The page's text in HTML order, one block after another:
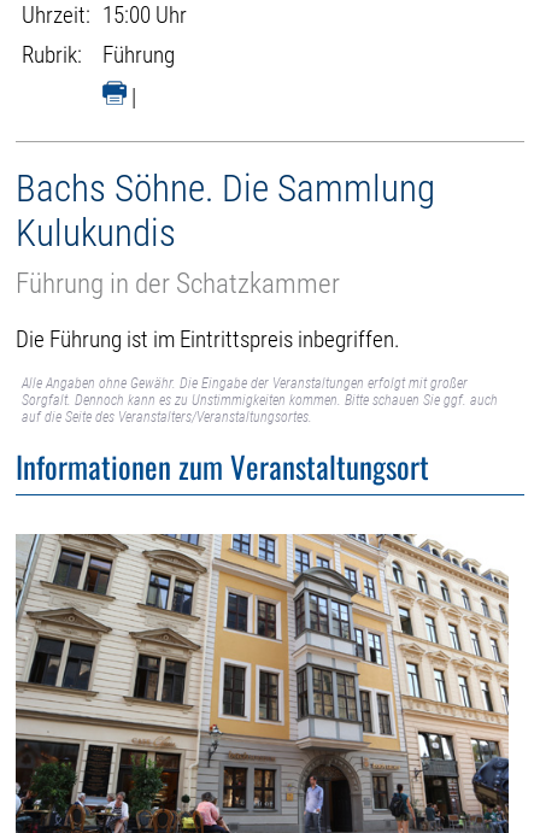
Uhrzeit: 15:00 Uhr
Rubrik:
Führung
|
Bachs Söhne. Die Sammlung
Kulukundis
Führung in der Schatzkammer
Die Führung ist im Eintrittspreis inbegriffen.
Alle Angaben ohne Gewähr. Die Eingabe der Veranstaltungen erfolgt mit großer
Sorgfalt. Dennoch kann es zu Unstimmigkeiten kommen. Bitte schauen Sie ggf. auch
auf die Seite des Veranstalters/Veranstaltungsortes.
Informationen zum Veranstaltungsort